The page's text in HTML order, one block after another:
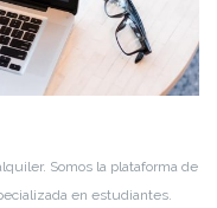
Somos la plataforma de
en estudiantes.